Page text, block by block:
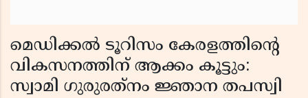
മെഡിക്കല്‍ ടൂറിസം കേരളത്തിന്റെ
വികസനത്തിന് ആക്കം കൂട്ടും:
സ്വാമി ഗുരുരത്‌നം ജ്ഞാന തപസ്വി